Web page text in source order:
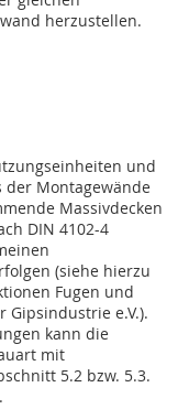
herzustellen.
und
der Montagewände
Massivdecken
DIN 4102-4
(siehe hierzu
Fugen und
Gipsindustrie e.V.).
kann die
mit
5.2 bzw. 5.3.